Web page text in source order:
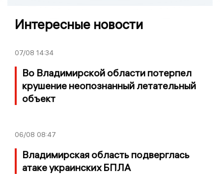
Интересные новости
07/08 14:34
Во Владимирской области потерпел
крушение неопознанный летательный
объект
06/08 08:47
Владимирская область подверглась
атаке украинских БПЛА